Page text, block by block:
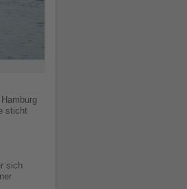
sticht
sich